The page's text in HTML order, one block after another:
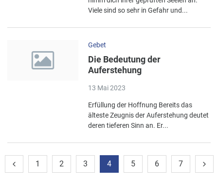
Viele sind so sehr in Gefahr und...
Gebet
Die Bedeutung der
Auferstehung
13 Mai 2023
Erfüllung der Hoffnung Bereits das
älteste Zeugnis der Auferstehung deutet
deren tieferen Sinn an. Er...
1 2 3 4 5 6 7